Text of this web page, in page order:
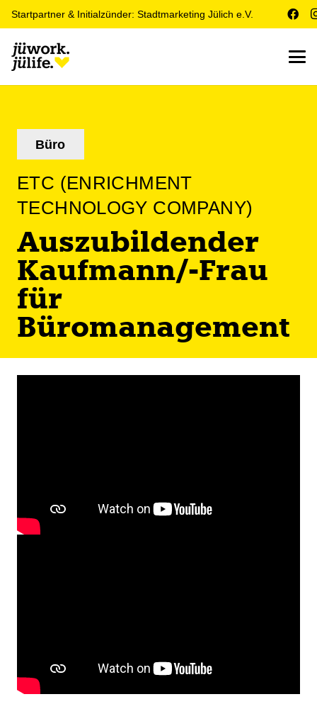
Startpartner & Initialzünder: Stadtmarketing Jülich e.V.
Büro
ETC (ENRICHMENT
TECHNOLOGY COMPANY)
Auszubildender
Kaufmann/-Frau
für
Büromanagement